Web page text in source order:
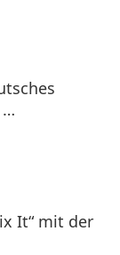
…
It“ mit der